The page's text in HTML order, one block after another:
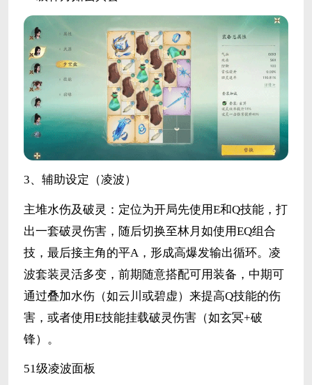
3、辅助设定（凌波）
主堆水伤及破灵：定位为开局先使用E和Q技能，打
出一套破灵伤害，随后切换至林月如使用EQ组合
技，最后接主角的平A，形成高爆发输出循环。凌
波套装灵活多变，前期随意搭配可用装备，中期可
通过叠加水伤（如云川或碧虚）来提高Q技能的伤
害，或者使用E技能挂载破灵伤害（如玄冥+破
锋）。
51级凌波面板